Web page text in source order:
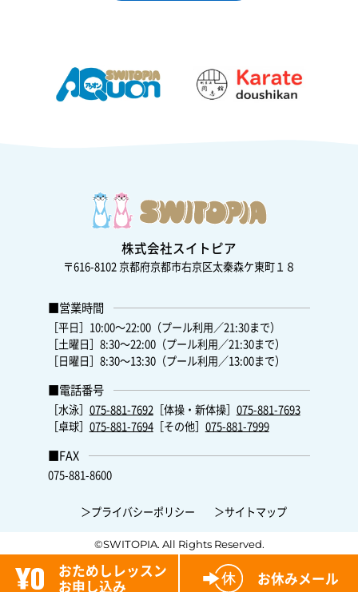
おためしレッスン
お申し込み
お休みメール
株式会社スイトピア
〒616-8102 京都府京都市右京区太秦森ケ東町１８
■営業時間
［平日］10:00～22:00（プール利用／21:30まで）
［土曜日］8:30～22:00（プール利用／21:30まで）
［日曜日］8:30～13:30（プール利用／13:00まで）
■電話番号
［水泳］ 075-881-7692［体操・新体操］ 075-881-7693
［卓球］ 075-881-7694［その他］ 075-881-7999
■FAX
075-881-8600
＞プライバシーポリシー ＞サイトマップ
©SWITOPIA. All Rights Reserved.